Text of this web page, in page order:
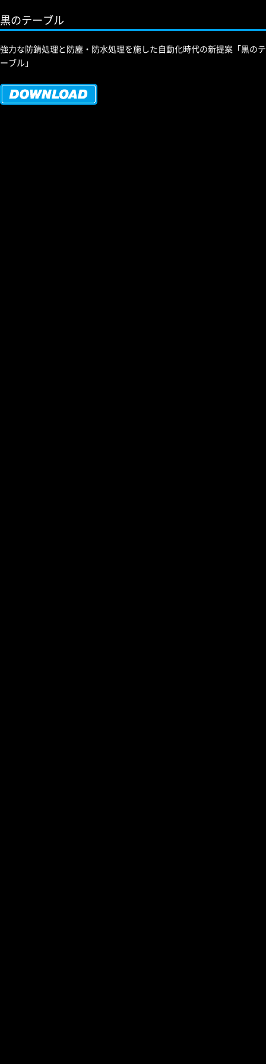
黒のテーブル
強力な防錆処理と防塵・防水処理を施した自動化時代の新提案「黒のテ
ーブル」